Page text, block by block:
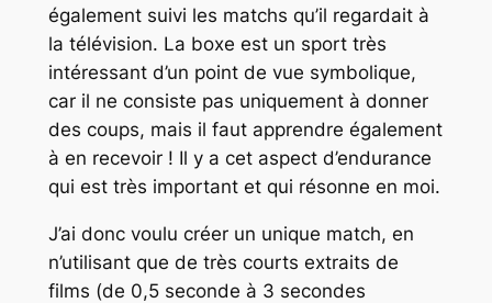
également suivi les matchs qu’il regardait à
la télévision. La boxe est un sport très
intéressant d’un point de vue symbolique,
car il ne consiste pas uniquement à donner
des coups, mais il faut apprendre également
à en recevoir ! Il y a cet aspect d’endurance
qui est très important et qui résonne en moi.
J’ai donc voulu créer un unique match, en
n’utilisant que de très courts extraits de
films (de 0,5 seconde à 3 secondes